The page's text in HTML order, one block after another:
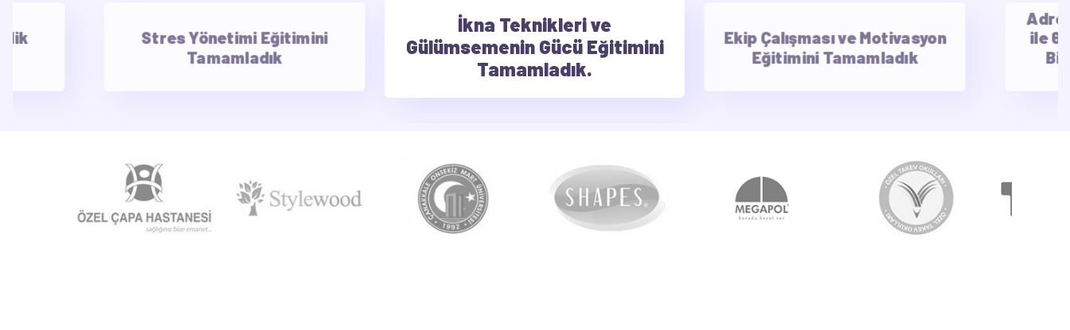
Stres Yönetimi Eğitimini
Tamamladık
İkna Teknikleri ve
Gülümsemenin Gücü Eğitimini
Tamamladık.
Ekip Çalışması ve Motivasyon
Eğitimini Tamamladık
ile 6.